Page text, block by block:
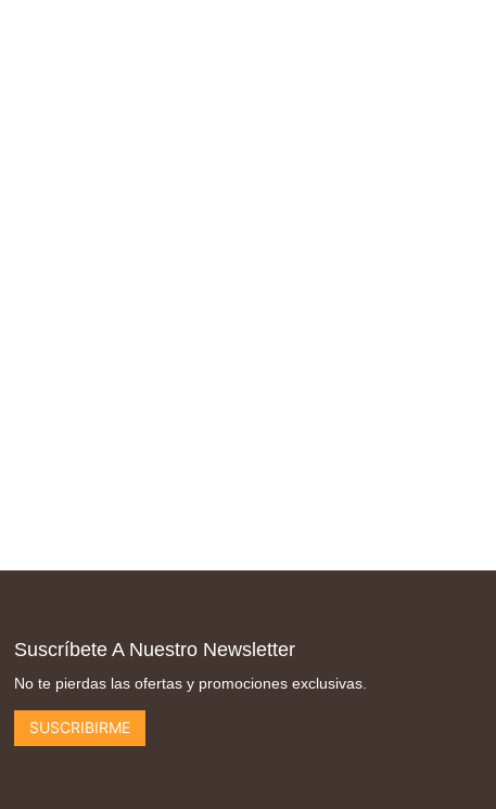
Suscríbete A Nuestro Newsletter
No te pierdas las ofertas y promociones exclusivas.
SUSCRIBIRME